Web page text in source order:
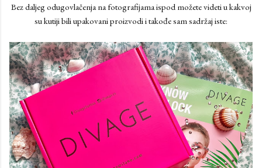
Bez daljeg odugovlačenja na fotografijama ispod možete videti u kakvoj
su kutiji bili upakovani proizvodi i takođe sam sadržaj iste: